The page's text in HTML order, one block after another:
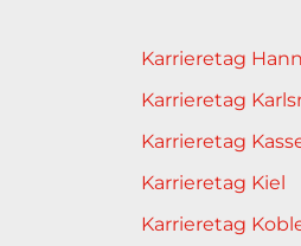
Karrieretag
Karrieretag
Karrieretag
Karrieretag Kiel
Karrieretag